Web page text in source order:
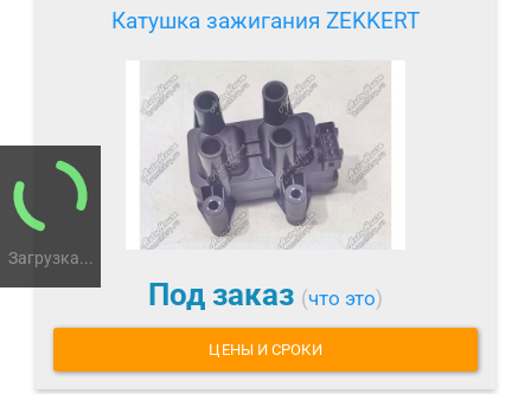
Загрузка...
Катушка зажигания ZEKKERT
Под заказ (что это)
ЦЕНЫ И СРОКИ